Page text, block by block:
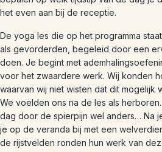
het even aan bij de receptie.
De yoga les die op het programma
als gevorderden, begeleid door een
doen. Je begint met
voor het zwaardere werk. Wij konden
waarvan wij niet wisten dat dit mogelijk
We voelden ons na de les als
dag door de spierpijn wel anders… Na
je op de veranda bij met een
de rijstvelden ronden hun werk van